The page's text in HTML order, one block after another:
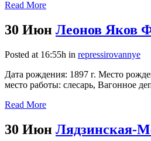
Read More
30 Июн Леонов Яков
Posted at 16:55h in repressirovannye
Дата рождения: 1897 г. Место
место работы: слесарь, Вагонное
Read More
30 Июн Лядзинская-